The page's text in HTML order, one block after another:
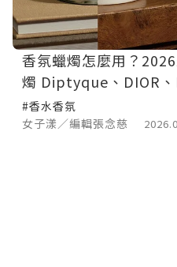
香氛蠟燭怎麼用？
燭 Diptyque、DIOR、
#香水香氛
女子漾／編輯張念慈